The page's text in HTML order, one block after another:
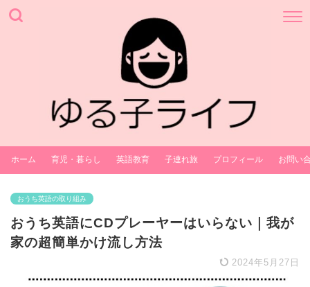
ホーム 育児・暮らし 英語教育 子連れ旅 プロフィール お問い
おうち英語の取り組み
おうち英語にCDプレーヤーはいらない｜我が
家の超簡単かけ流し方法
2024年5月27日